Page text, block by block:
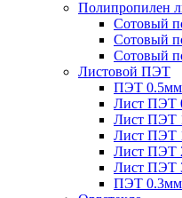
Полипропилен
Сотовый
Сотовый
Сотовый
Листовой ПЭТ
ПЭТ 0.5мм
Лист ПЭТ
Лист ПЭТ
Лист ПЭТ
Лист ПЭТ
Лист ПЭТ
ПЭТ 0.3мм